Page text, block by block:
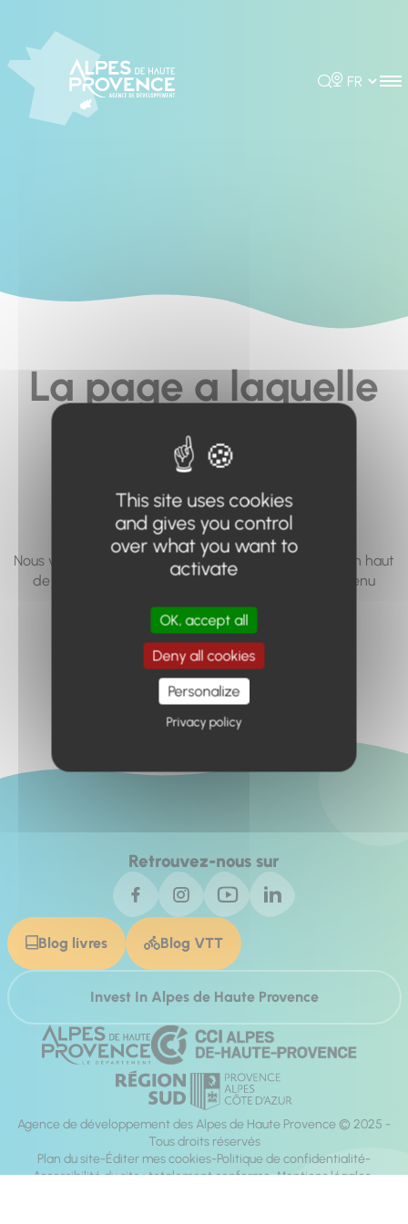
Rechercher
Choisir la
La page a laquelle
vous cherchez à
accéder n'existe
pas... ou plus.
Nous vous invitons à utiliser le moteur de recherche en haut
de page, ou à utiliser le menu pour trouver le contenu
Retour à l'accueil
Retrouvez-nous sur
Blog livres Blog VTT
Invest In Alpes de Haute Provence
Agence de développement des Alpes de Haute Provence © 2025 -
Tous droits réservés
Plan du site Éditer mes cookies Politique de confidentialité
Accessibilité du site : totalement conforme Mentions légales
This site uses cookies
and gives you control
over what you want to
activate
OK, accept all
Deny all cookies
Personalize
Privacy policy